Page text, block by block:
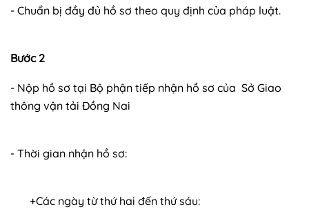
- Chuẩn bị đầy đủ hồ sơ theo quy định của pháp luật.
Bước 2
- Nộp hồ sơ tại Bộ phận tiếp nhận hồ sơ của Sở Giao
thông vận tải Đồng Nai
- Thời gian nhận hồ sơ:
+Các ngày từ thứ hai đến thứ sáu: